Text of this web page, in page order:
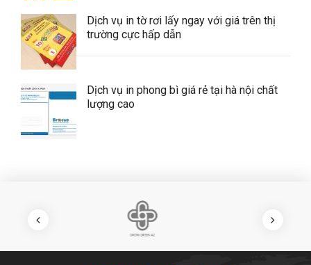
Dịch vụ in tờ rơi lấy ngay với giá trên thị
trường cực hấp dẫn
Dịch vụ in phong bì giá rẻ tại hà nội chất
lượng cao